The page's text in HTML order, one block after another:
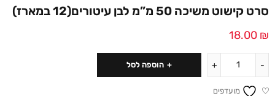
סרט קישוט משיכה 50 מ”מ לבן עיטורים(12 במארז)
18.00 ₪
הוספה לסל
מועדפים